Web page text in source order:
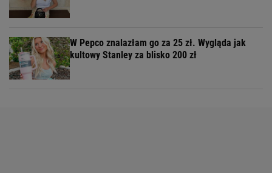
W Pepco znalazłam go za 25 zł. Wygląda jak
kultowy Stanley za blisko 200 zł